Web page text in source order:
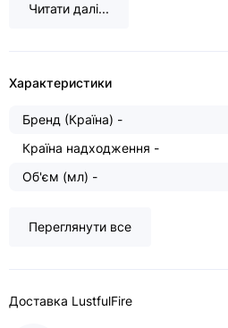
Читати далі...
Характеристики
Бренд (Країна) -
Країна надходження -
Об'єм (мл) -
Переглянути все
Доставка LustfulFire